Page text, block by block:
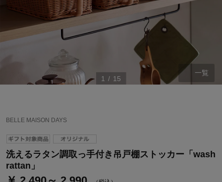
1 / 15
一覧
BELLE MAISON DAYS
洗えるラタン調取っ手付き吊戸棚ストッカー「wash
rattan」